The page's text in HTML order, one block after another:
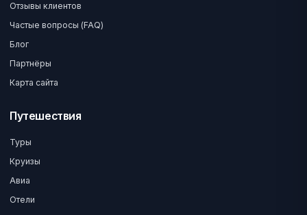
Отзывы клиентов
Частые вопросы (FAQ)
Блог
Партнёры
Карта сайта
Путешествия
Туры
Круизы
Авиа
Отели